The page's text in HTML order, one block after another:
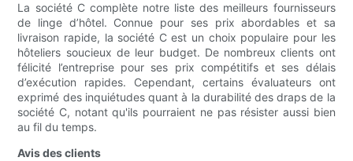
La société C complète notre liste des meilleurs fournisseurs
de linge d’hôtel. Connue pour ses prix abordables et sa
livraison rapide, la société C est un choix populaire pour les
hôteliers soucieux de leur budget. De nombreux clients ont
félicité l’entreprise pour ses prix compétitifs et ses délais
d’exécution rapides. Cependant, certains évaluateurs ont
exprimé des inquiétudes quant à la durabilité des draps de la
société C, notant qu'ils pourraient ne pas résister aussi bien
au fil du temps.
Avis des clients